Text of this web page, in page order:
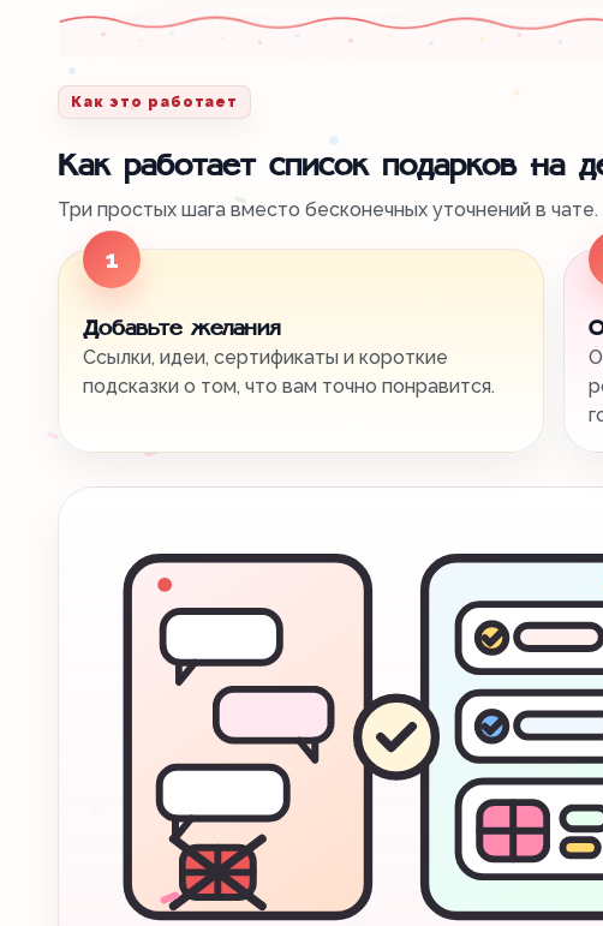
Как это работает
Как работает список подарков на
Три простых шага вместо бесконечных уточнений в чате.
1
Добавьте желания
Ссылки, идеи, сертификаты и короткие
подсказки о том, что вам точно понравится.